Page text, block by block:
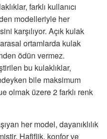
farklı kullanıcı
modelleriyle her
karşılıyor. Açık kulak
ortamlarda kulak
ödün vermez.
bu kulaklıklar,
bile maksimum
olmak üzere 2 farklı renk
her model, dayanıklılık
Hafiflik, konfor ve